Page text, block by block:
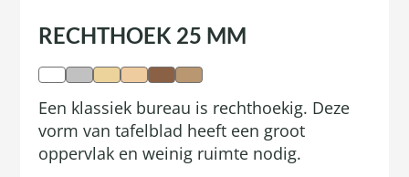
RECHTHOEK 25 MM
Een klassiek bureau is rechthoekig. Deze
vorm van tafelblad heeft een groot
oppervlak en weinig ruimte nodig.